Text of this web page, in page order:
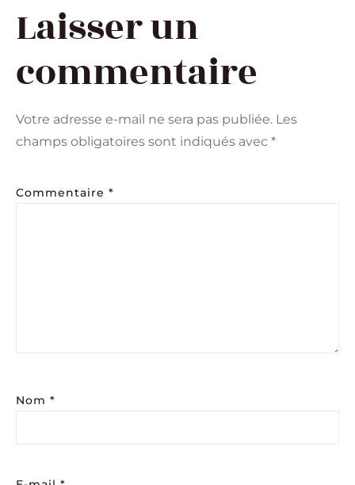
Laisser un
commentaire
Votre adresse e-mail ne sera pas publiée. Les
champs obligatoires sont indiqués avec *
Commentaire *
Nom *